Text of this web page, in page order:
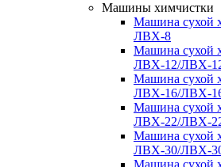
Машины химчистки
Машина сухой
ЛВХ-8
Машина сухой
ЛВХ-12/ЛВХ-
Машина сухой
ЛВХ-16/ЛВХ-
Машина сухой
ЛВХ-22/ЛВХ-
Машина сухой
ЛВХ-30/ЛВХ-
Машина сухой